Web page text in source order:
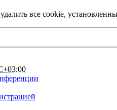
все cookie,